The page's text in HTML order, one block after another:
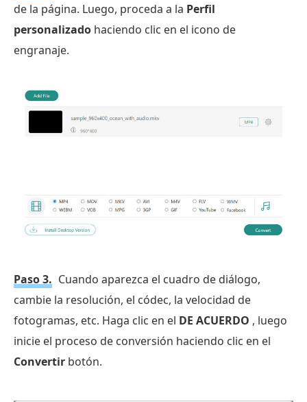
de la página. Luego, proceda a la Perfil
personalizado haciendo clic en el icono de
engranaje.
Paso 3. Cuando aparezca el cuadro de diálogo,
cambie la resolución, el códec, la velocidad de
fotogramas, etc. Haga clic en el DE ACUERDO , luego
inicie el proceso de conversión haciendo clic en el
Convertir botón.